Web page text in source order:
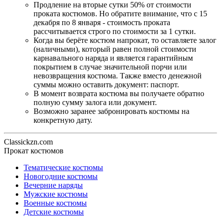
Продление на вторые сутки 50% от стоимости
проката костюмов. Но обратите внимание, что с 15
декабря по 8 января - стоимость проката
рассчитывается строго по стоимости за 1 сутки.
Когда вы берёте костюм напрокат, то оставляете залог
(наличными), который равен полной стоимости
карнавального наряда и является гарантийным
покрытием в случае значительной порчи или
невозвращения костюма. Также вместо денежной
суммы можно оставить документ: паспорт.
В момент возврата костюма вы получаете обратно
полную сумму залога или документ.
Возможно заранее забронировать костюмы на
конкретную дату.
Classickzn.com
Прокат костюмов
Тематические костюмы
Новогодние костюмы
Вечерние наряды
Мужские костюмы
Военные костюмы
Детские костюмы